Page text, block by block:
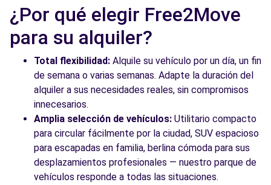
¿Por qué elegir Free2Move
para su alquiler?
Total flexibilidad: Alquile su vehículo por un día, un fin
de semana o varias semanas. Adapte la duración del
alquiler a sus necesidades reales, sin compromisos
innecesarios.
Amplia selección de vehículos: Utilitario compacto
para circular fácilmente por la ciudad, SUV espacioso
para escapadas en familia, berlina cómoda para sus
desplazamientos profesionales — nuestro parque de
vehículos responde a todas las situaciones.